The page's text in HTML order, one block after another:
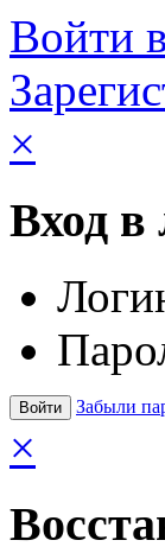
Войти
×
Вход
Забыли
×